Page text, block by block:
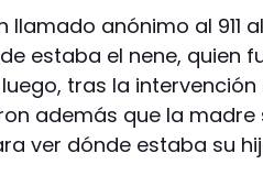
llamado anónimo al 911
estaba el nene, quien
tras la intervención
además que la
ver dónde estaba su